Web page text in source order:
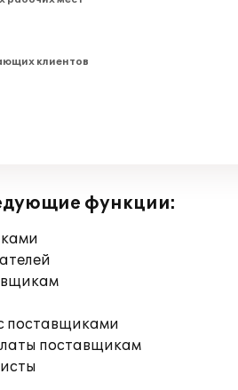
клиентов
функции:
поставщиками
поставщикам